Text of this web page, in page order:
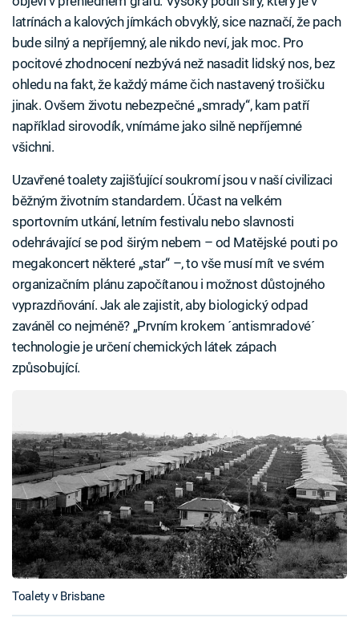
latrínách a kalových jímkách obvyklý, sice naznačí, že pach
bude silný a nepříjemný, ale nikdo neví, jak moc. Pro
pocitové zhodnocení nezbývá než nasadit lidský nos, bez
ohledu na fakt, že každý máme čich nastavený trošičku
jinak. Ovšem životu nebezpečné „smrady“, kam patří
například sirovodík, vnímáme jako silně nepříjemné
všichni.
Uzavřené toalety zajišťující soukromí jsou v naší civilizaci
běžným životním standardem. Účast na velkém
sportovním utkání, letním festivalu nebo slavnosti
odehrávající se pod širým nebem – od Matějské pouti po
megakoncert některé „star“ –, to vše musí mít ve svém
organizačním plánu započítanou i možnost důstojného
vyprazdňování. Jak ale zajistit, aby biologický odpad
zaváněl co nejméně? „Prvním krokem ´antismradové´
technologie je určení chemických látek zápach
způsobující.
Toalety v Brisbane